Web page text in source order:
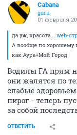
Cabana
guru
01 февраля
да уж, красота... web-
А вообще по хорошему
как Аура+Мой Город
Водилы ГА прям
они жалятся по
слабые
пирог - теперь
за собой
ОТВЕТИТЬ